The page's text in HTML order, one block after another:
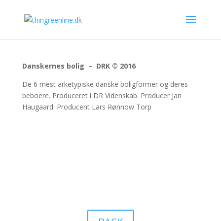
Danskernes bolig – DRK © 2016
De 6 mest arketypiske danske boligformer og deres
beboere. Produceret i DR Videnskab. Producer Jan
Haugaard. Producent Lars Rønnow Torp